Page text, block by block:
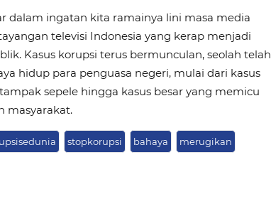
dalam ingatan kita ramainya lini masa media
televisi Indonesia yang kerap menjadi
Kasus korupsi terus bermunculan, seolah telah
hidup para penguasa negeri, mulai dari kasus
sepele hingga kasus besar yang memicu
masyarakat.
stopkorupsi bahaya merugikan